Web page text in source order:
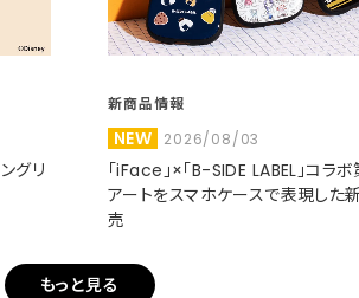
グリ
新商品情報
NEW 2026/08/03
「iFace」×「B-SIDE LABEL」コラ
アートをスマホケースで表現した
売
もっと見る